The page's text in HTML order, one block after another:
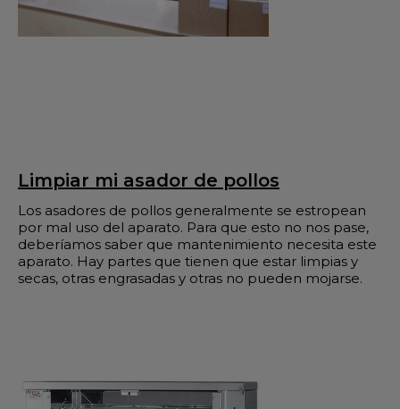
Limpiar mi asador de pollos
Los asadores de pollos generalmente se estropean
por mal uso del aparato. Para que esto no nos pase,
deberíamos saber que mantenimiento necesita este
aparato. Hay partes que tienen que estar limpias y
secas, otras engrasadas y otras no pueden mojarse.